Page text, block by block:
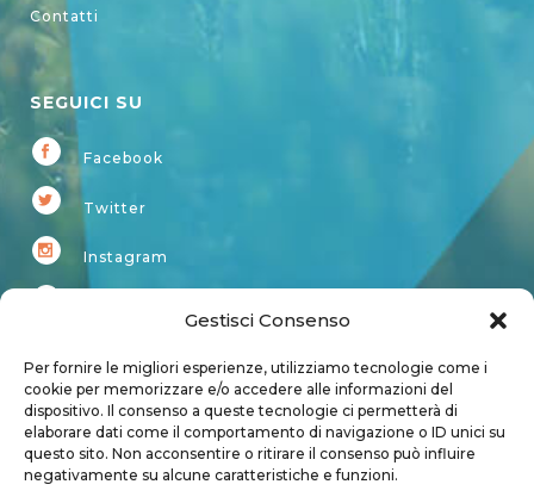
Gestisci Consenso
Per fornire le migliori esperienze, utilizziamo tecnologie come i
cookie per memorizzare e/o accedere alle informazioni del
dispositivo. Il consenso a queste tecnologie ci permetterà di
elaborare dati come il comportamento di navigazione o ID unici su
questo sito. Non acconsentire o ritirare il consenso può influire
negativamente su alcune caratteristiche e funzioni.
Contatti
SEGUICI SU
Facebook
Twitter
Instagram
Account
Login